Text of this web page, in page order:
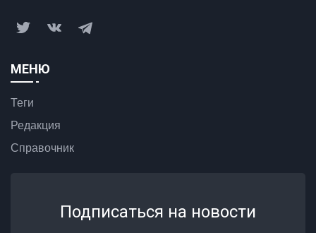
МЕНЮ
Теги
Редакция
Справочник
Подписаться на новости